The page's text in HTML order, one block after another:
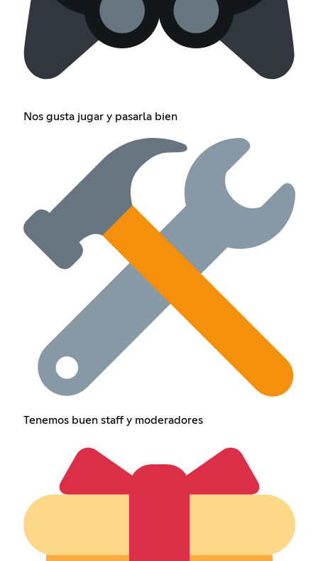
Nos gusta jugar y pasarla bien
Tenemos buen staff y moderadores